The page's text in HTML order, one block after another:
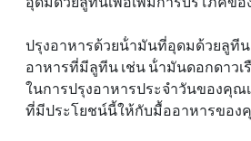
ปรุงอาหารด้วยน้ํามันที่อุดมด้วยลูทีน
อาหารที่มีลูทีน เช่น น้ํามันดอกดาวเ
ในการปรุงอาหารประจําวันของคุณ
ที่มีประโยชน์นี้ให้กับมื้ออาหารของ